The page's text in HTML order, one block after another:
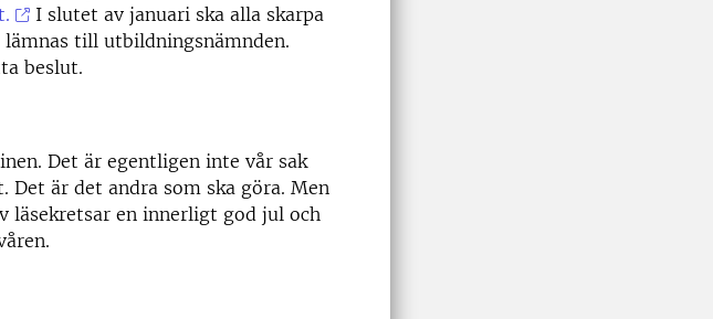
I slutet av januari ska alla skarpa
till utbildningsnämnden.
beslut.
Det är egentligen inte vår sak
Det är det andra som ska göra. Men
läsekretsar en innerligt god jul och